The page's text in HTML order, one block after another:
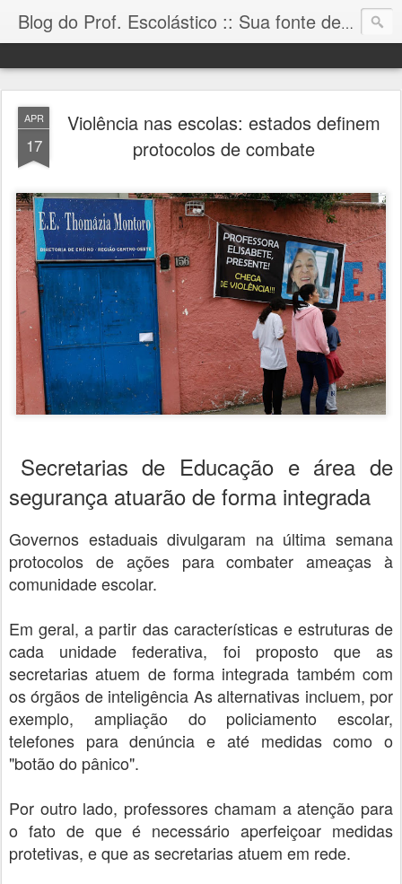
Blog do Prof. Escolástico :: Sua fonte de informação!
APR
17
Violência nas escolas: estados definem
protocolos de combate
Secretarias de Educação e área de
segurança atuarão de forma integrada
Governos estaduais divulgaram na última semana
protocolos de ações para combater ameaças à
comunidade escolar.
Em geral, a partir das características e estruturas de
cada unidade federativa, foi proposto que as
secretarias atuem de forma integrada também com
os órgãos de inteligência As alternativas incluem, por
exemplo, ampliação do policiamento escolar,
telefones para denúncia e até medidas como o
"botão do pânico".
Por outro lado, professores chamam a atenção para
o fato de que é necessário aperfeiçoar medidas
protetivas, e que as secretarias atuem em rede.